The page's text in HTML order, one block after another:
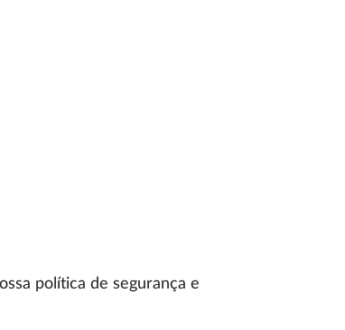
política de segurança e